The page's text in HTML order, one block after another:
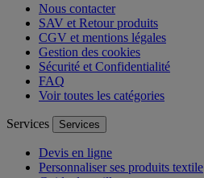
Nous contacter
SAV et Retour produits
CGV et mentions légales
Gestion des cookies
Sécurité et Confidentialité
FAQ
Voir toutes les catégories
Services Services
Devis en ligne
Personnaliser ses produits textile